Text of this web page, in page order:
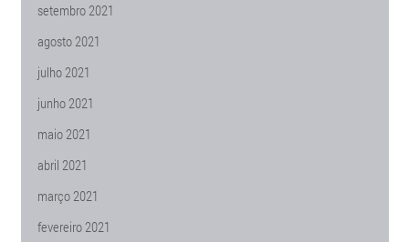
setembro 2021
agosto 2021
julho 2021
junho 2021
maio 2021
abril 2021
março 2021
fevereiro 2021